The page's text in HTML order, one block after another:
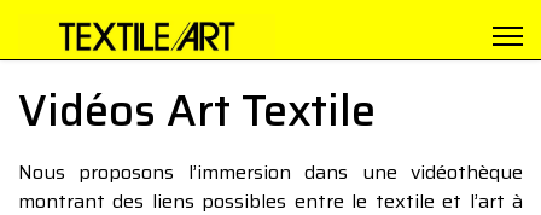
Vidéos Art Textile
Nous proposons l’immersion dans une vidéothèque
montrant des liens possibles entre le textile et l’art à